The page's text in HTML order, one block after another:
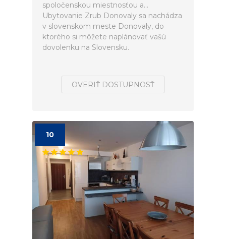
spoločenskou miestnosťou a...
Ubytovanie Zrub Donovaly sa nachádza
v slovenskom meste Donovaly, do
ktorého si môžete naplánovať vašú
dovolenku na Slovensku.
OVERIŤ DOSTUPNOSŤ
10